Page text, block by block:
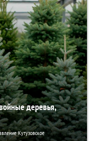
деревья,
Кутузовское